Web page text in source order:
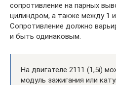
сопротивление на парных
цилиндром, а также между 1
Сопротивление должно
и быть одинаковым.
На двигателе 2111 (1,5i)
модуль зажигания или